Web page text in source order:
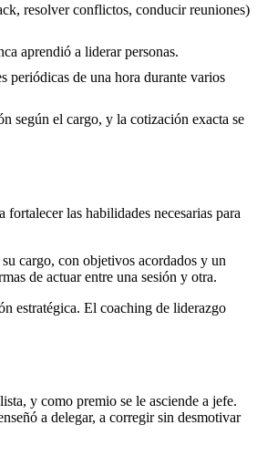
resolver conflictos, conducir reuniones)
aprendió a liderar personas.
periódicas de una hora durante varios
según el cargo, y la cotización exacta se
las habilidades necesarias para
cargo, con objetivos acordados y un
de actuar entre una sesión y otra.
estratégica. El coaching de liderazgo
y como premio se le asciende a jefe.
a delegar, a corregir sin desmotivar